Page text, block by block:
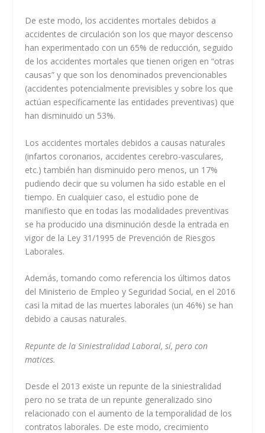
De este modo, los accidentes mortales debidos a
accidentes de circulación son los que mayor descenso
han experimentado con un 65% de reducción, seguido
de los accidentes mortales que tienen origen en “otras
causas” y que son los denominados prevencionables
(accidentes potencialmente previsibles y sobre los que
actúan específicamente las entidades preventivas) que
han disminuido un 53%.
Los accidentes mortales debidos a causas naturales
(infartos coronarios, accidentes cerebro-vasculares,
etc.) también han disminuido pero menos, un 17%
pudiendo decir que su volumen ha sido estable en el
tiempo. En cualquier caso, el estudio pone de
manifiesto que en todas las modalidades preventivas
se ha producido una disminución desde la entrada en
vigor de la Ley 31/1995 de Prevención de Riesgos
Laborales.
Además, tomando como referencia los últimos datos
del Ministerio de Empleo y Seguridad Social, en el 2016
casi la mitad de las muertes laborales (un 46%) se han
debido a causas naturales.
Repunte de la Siniestralidad Laboral, sí, pero con
matices.
Desde el 2013 existe un repunte de la siniestralidad
pero no se trata de un repunte generalizado sino
relacionado con el aumento de la temporalidad de los
contratos laborales. De este modo, crecimiento